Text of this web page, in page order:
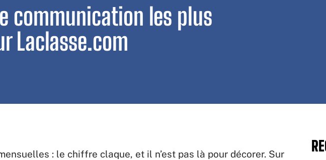
communication les plus
Laclasse.com
: le chiffre claque, et il n’est pas là pour décorer. Sur